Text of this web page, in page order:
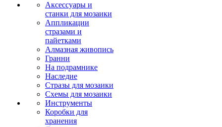
Аксессуары и
станки для мозаики
Аппликации
стразами и
пайетками
Алмазная живопись
Гранни
На подрамнике
Наследие
Стразы для мозаики
Схемы для мозаики
Инструменты
Коробки для
хранения